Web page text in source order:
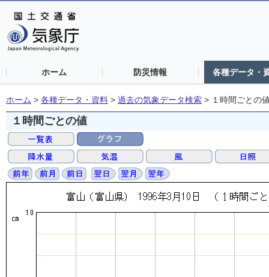
ホーム 防災情報 各種データ・
ホーム > 各種データ・資料 > 過去の気象データ検索 > １時間ごとの
１時間ごとの値